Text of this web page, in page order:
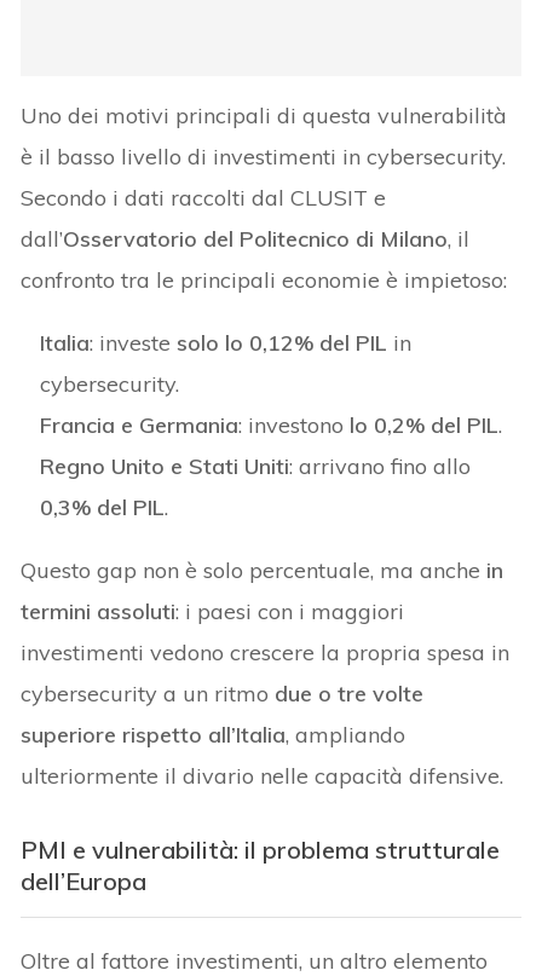
Uno dei motivi principali di questa vulnerabilità
è il basso livello di investimenti in cybersecurity.
Secondo i dati raccolti dal CLUSIT e
dall’Osservatorio del Politecnico di Milano, il
confronto tra le principali economie è impietoso:
Italia: investe solo lo 0,12% del PIL in
cybersecurity.
Francia e Germania: investono lo 0,2% del PIL.
Regno Unito e Stati Uniti: arrivano fino allo
0,3% del PIL.
Questo gap non è solo percentuale, ma anche in
termini assoluti: i paesi con i maggiori
investimenti vedono crescere la propria spesa in
cybersecurity a un ritmo due o tre volte
superiore rispetto all’Italia, ampliando
ulteriormente il divario nelle capacità difensive.
PMI e vulnerabilità: il problema strutturale
dell’Europa
Oltre al fattore investimenti, un altro elemento